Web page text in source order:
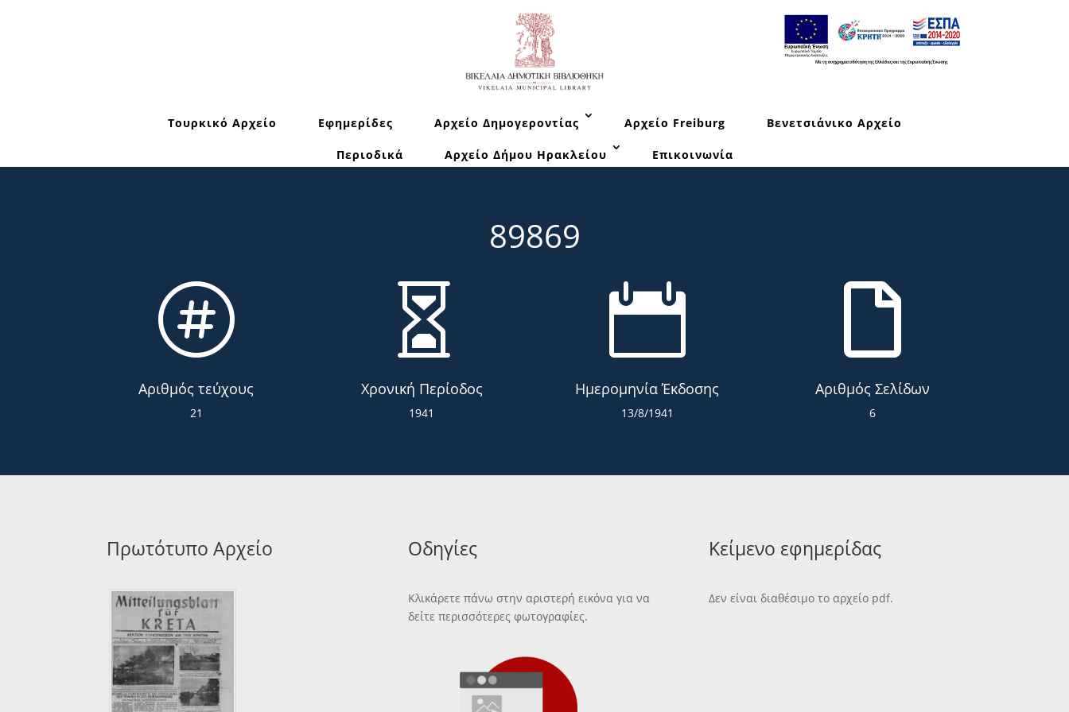
Τουρκικό Αρχείο Εφημερίδες Αρχείο Δημογεροντίας Αρχείο Freiburg Βενετσιάνικο Αρχείο
Περιοδικά Αρχείο Δήμου Ηρακλείου Επικοινωνία
89869

Αριθμός τεύχους
21

Χρονική Περίοδος
1941

Ημερομηνία Έκδοσης
13/8/1941

Αριθμός Σελίδων
6
Πρωτότυπο Αρχείο Οδηγίες
Κλικάρετε πάνω στην αριστερή εικόνα για να
δείτε περισσότερες φωτογραφίες.
Κείμενο εφημερίδας
Δεν είναι διαθέσιμο το αρχείο pdf.